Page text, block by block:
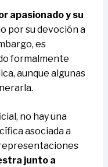
apasionado y su
por su devoción a
es
formalmente
aunque algunas
no hay una
asociada a
junto a